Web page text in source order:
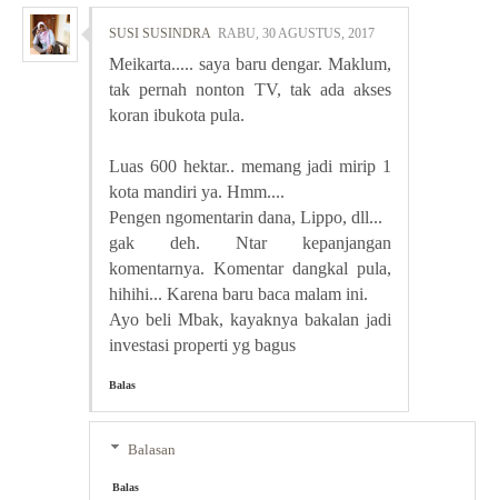
SUSI SUSINDRA RABU, 30 AGUSTUS, 2017
Meikarta..... saya baru dengar. Maklum,
tak pernah nonton TV, tak ada akses
koran ibukota pula.
Luas 600 hektar.. memang jadi mirip 1
kota mandiri ya. Hmm....
Pengen ngomentarin dana, Lippo, dll...
gak deh. Ntar kepanjangan
komentarnya. Komentar dangkal pula,
hihihi... Karena baru baca malam ini.
Ayo beli Mbak, kayaknya bakalan jadi
investasi properti yg bagus
Balas
Balasan
Balas